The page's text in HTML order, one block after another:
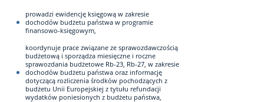
prowadzi ewidencję księgową w zakresie
dochodów budżetu państwa w programie
finansowo-księgowym,
koordynuje prace związane ze sprawozdawczością
budżetową i sporządza miesięczne i roczne
sprawozdania budżetowe Rb-23, Rb-27, w zakresie
dochodów budżetu państwa oraz informację
dotyczącą rozliczenia środków pochodzących z
budżetu Unii Europejskiej z tytułu refundacji
wydatków poniesionych z budżetu państwa,